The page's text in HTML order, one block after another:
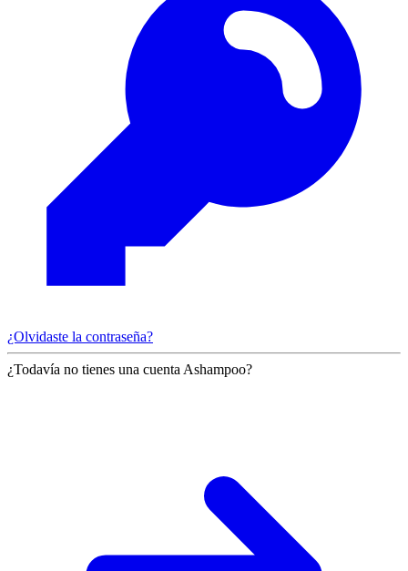
¿Olvidaste la contraseña?
¿Todavía no tienes una cuenta Ashampoo?